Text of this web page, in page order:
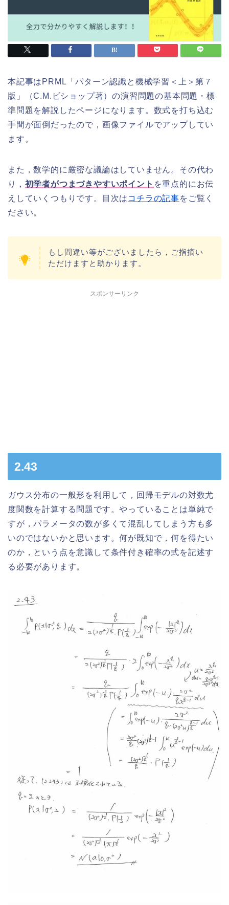
本記事はPRML「パターン認識と機械学習＜上＞第７
版」（C.M.ビショップ著）の演習問題の基本問題・標
準問題を解説したページになります。数式を打ち込む
手間が面倒だったので，画像ファイルでアップしてい
ます。
また，数学的に厳密な議論はしていません。その代わ
り， 初学者がつまづきやすいポイント を重点的にお伝
えしていくつもりです。目次は コチラの記事をご覧く
ださい。
もし間違い等がございましたら，ご指摘い
ただけますと助かります。
スポンサーリンク
2.43
ガウス分布の一般形を利用して，回帰モデルの対数尤
度関数を計算する問題です。やっていることは単純で
すが，パラメータの数が多くて混乱してしまう方も多
いのではないかと思います。何が既知で，何を得たい
のか，という点を意識して条件付き確率の式を記述す
る必要があります。